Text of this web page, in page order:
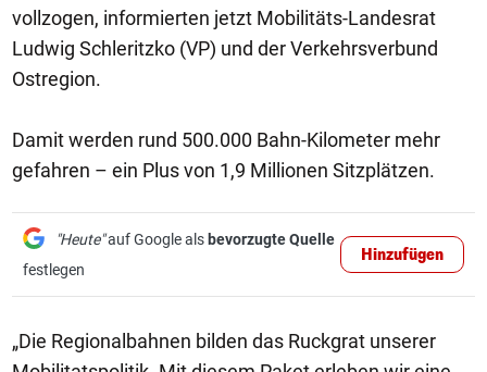
vollzogen, informierten jetzt Mobilitäts-Landesrat
Ludwig Schleritzko (VP) und der Verkehrsverbund
Ostregion.
Damit werden rund 500.000 Bahn-Kilometer mehr
gefahren – ein Plus von 1,9 Millionen Sitzplätzen.
"Heute"auf Google als bevorzugte Quelle
festlegen
Hinzufügen
„Die Regionalbahnen bilden das Ruckgrat unserer